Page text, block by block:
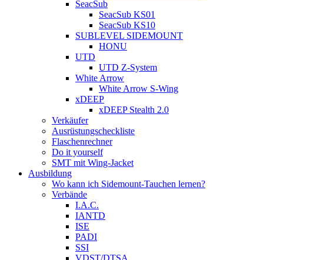
SeacSub
SeacSub KS01
SeacSub KS10
SUBLEVEL SIDEMOUNT
HONU
UTD
UTD Z-System
White Arrow
White Arrow S-Wing
xDEEP
xDEEP Stealth 2.0
Verkäufer
Ausrüstungscheckliste
Flaschenrechner
Do it yourself
SMT mit Wing-Jacket
Ausbildung
Wo kann ich Sidemount-Tauchen lernen?
Verbände
I.A.C.
IANTD
ISE
PADI
SSI